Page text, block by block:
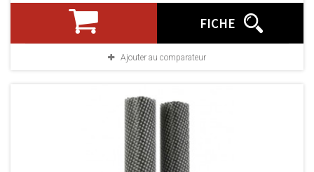
FICHE
Ajouter au comparateur